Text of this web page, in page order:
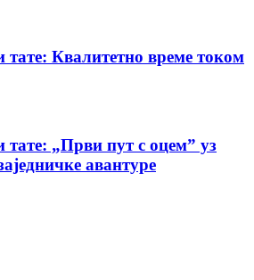
тате: Квалитетно време током
тате: „Први пут с оцемˮ уз
авантуре